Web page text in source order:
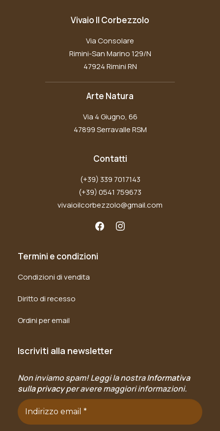
Vivaio Il Corbezzolo
Via Consolare
Rimini-San Marino 129/N
47924 Rimini RN
Arte Natura
Via 4 Giugno, 66
47899 Serravalle RSM
Contatti
(+39) 339 7017143
(+39) 0541 759673
vivaioilcorbezzolo@gmail.com
Termini e condizioni
Condizioni di vendita
Diritto di recesso
Ordini per email
Iscriviti alla newsletter
Non inviamo spam! Leggi la nostraInformativa
sulla privacyper avere maggiori informazioni.